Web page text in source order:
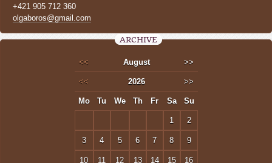
+421 905 712 360
olgaboros@gmail.com
ARCHIVE
<< August >>
<< 2026 >>
Mo Tu We Th Fr Sa Su
1 2
3 4 5 6 7 8 9
10 11 12 13 14 15 16